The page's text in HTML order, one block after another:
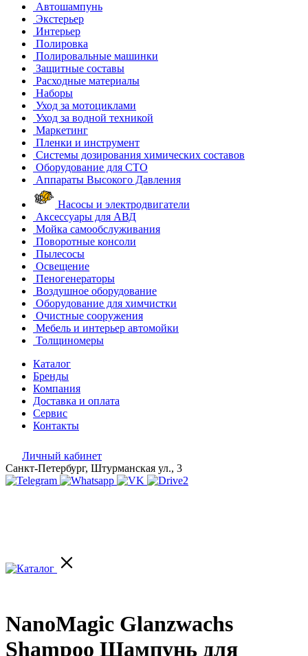
Автошампунь
Экстерьер
Интерьер
Полировка
Полировальные машинки
Защитные составы
Расходные материалы
Наборы
Уход за мотоциклами
Уход за водной техникой
Маркетинг
Пленки и инструмент
Системы дозирования химических составов
Оборудование для СТО
Аппараты Высокого Давления
Насосы и электродвигатели
Аксессуары для АВД
Мойка самообслуживания
Поворотные консоли
Пылесосы
Освещение
Пеногенераторы
Воздушное оборудование
Оборудование для химчистки
Очистные сооружения
Мебель и интерьер автомойки
Толщиномеры
Каталог
Бренды
Компания
Доставка и оплата
Сервис
Контакты
Личный кабинет
Санкт-Петербург, Штурманская ул., 3
NanoMagic Glanzwachs
Shampoo Шампунь для